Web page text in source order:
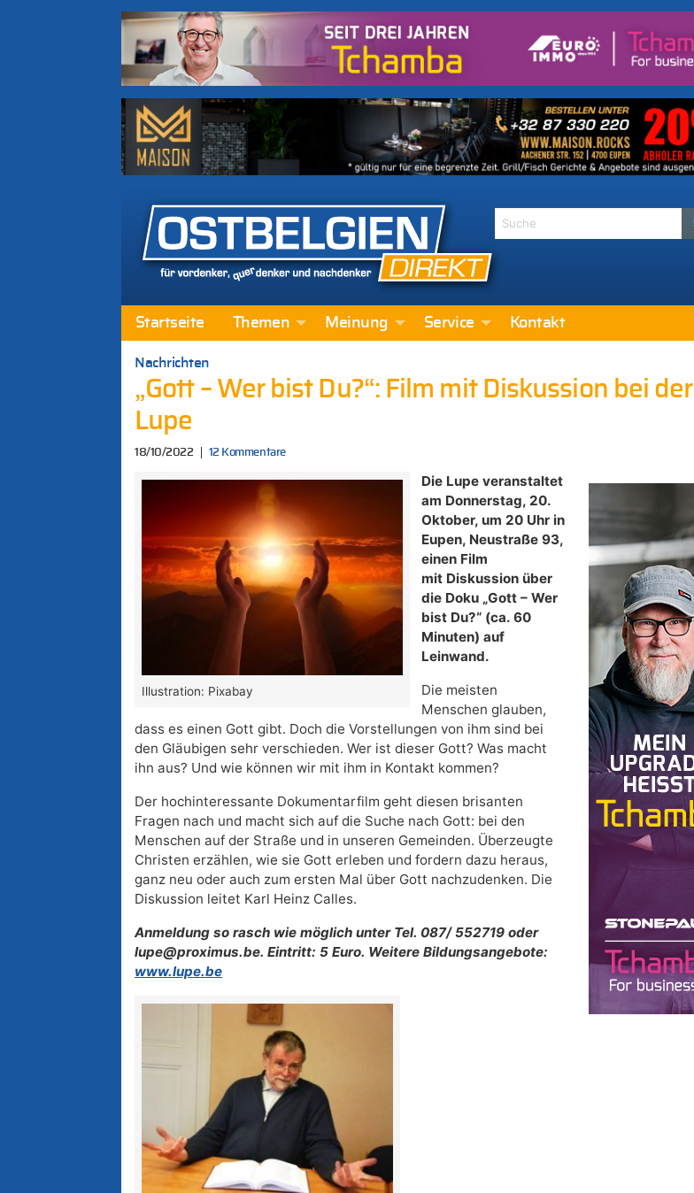
Startseite Themen Meinung Service Kontakt
Nachrichten
„Gott – Wer bist Du?“: Film mit Diskussion bei der
Lupe
18/10/2022 12 Kommentare
Illustration: Pixabay
Die Lupe veranstaltet
am Donnerstag, 20.
Oktober, um 20 Uhr in
Eupen, Neustraße 93,
einen Film
mit Diskussion über
die Doku „Gott – Wer
bist Du?“ (ca. 60
Minuten) auf
Leinwand.
Die meisten
Menschen glauben,
dass es einen Gott gibt. Doch die Vorstellungen von ihm sind bei
den Gläubigen sehr verschieden. Wer ist dieser Gott? Was macht
ihn aus? Und wie können wir mit ihm in Kontakt kommen?
Der hochinteressante Dokumentarfilm geht diesen brisanten
Fragen nach und macht sich auf die Suche nach Gott: bei den
Menschen auf der Straße und in unseren Gemeinden. Überzeugte
Christen erzählen, wie sie Gott erleben und fordern dazu heraus,
ganz neu oder auch zum ersten Mal über Gott nachzudenken. Die
Diskussion leitet Karl Heinz Calles.
Anmeldung so rasch wie möglich unter Tel. 087/ 552719 oder
lupe@proximus.be. Eintritt: 5 Euro. Weitere Bildungsangebote:
www.lupe.be